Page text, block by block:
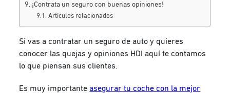
¡Contrata un seguro con buenas opiniones!
Artículos relacionados
Si vas a contratar un seguro de auto y quieres
conocer las quejas y opiniones HDI aquí te contamos
lo que piensan sus clientes.
Es muy importante asegurar tu coche con la mejor